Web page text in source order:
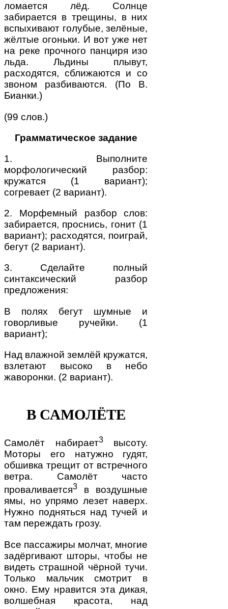
ломается лёд. Солнце
забирается в трещины, в них
вспыхивают голубые, зелёные,
жёлтые огоньки. И вот уже нет
на реке прочного панциря изо
льда. Льдины плывут,
расходятся, сближаются и со
звоном разбиваются. (По В.
Бианки.)
(99 слов.)
Грамматическое задание
1. Выполните
морфологический разбор:
кружатся (1 вариант);
согревает (2 вариант).
2. Морфемный разбор слов:
забирается, проснись, гонит (1
вариант); расходятся, поиграй,
бегут (2 вариант).
3. Сделайте полный
синтаксический разбор
предложения:
В полях бегут шумные и
говорливые ручейки. (1
вариант);
Над влажной землёй кружатся,
взлетают высоко в небо
жаворонки. (2 вариант).
В САМОЛЁТЕ
Самолёт набирает3высоту.
Моторы его натужно гудят,
обшивка трещит от встречного
ветра. Самолёт часто
проваливается3
в воздушные
ямы, но упрямо лезет наверх.
Нужно подняться над тучей и
там переждать грозу.
Все пассажиры молчат, многие
задёргивают шторы, чтобы не
видеть страшной чёрной тучи.
Только мальчик смотрит в
окно. Ему нравится эта дикая,
волшебная красота, над